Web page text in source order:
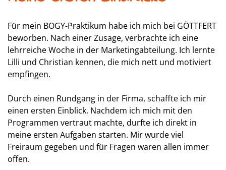
Für mein BOGY-Praktikum habe ich mich bei GÖTTFERT
beworben. Nach einer Zusage, verbrachte ich eine
lehrreiche Woche in der Marketingabteilung. Ich lernte
Lilli und Christian kennen, die mich nett und motiviert
empfingen.
Durch einen Rundgang in der Firma, schaffte ich mir
einen ersten Einblick. Nachdem ich mich mit den
Programmen vertraut machte, durfte ich direkt in
meine ersten Aufgaben starten. Mir wurde viel
Freiraum gegeben und für Fragen waren allen immer
offen.